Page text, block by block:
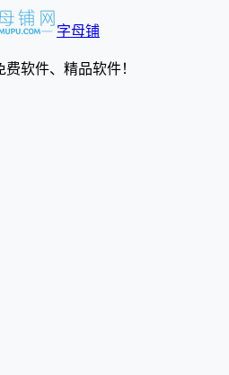
字母铺
软件、精品软件！